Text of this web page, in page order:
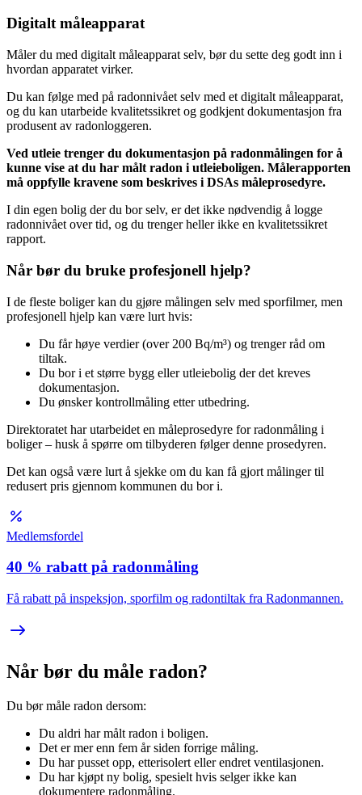
Digitalt måleapparat
Måler du med digitalt måleapparat selv, bør du sette deg godt inn i
hvordan apparatet virker.
Du kan følge med på radonnivået selv med et digitalt måleapparat,
og du kan utarbeide kvalitetssikret og godkjent dokumentasjon fra
produsent av radonloggeren.
Ved utleie trenger du dokumentasjon på radonmålingen for å
kunne vise at du har målt radon i utleieboligen. Målerapporten
må oppfylle kravene som beskrives i DSAs måleprosedyre.
I din egen bolig der du bor selv, er det ikke nødvendig å logge
radonnivået over tid, og du trenger heller ikke en kvalitetssikret
rapport.
Når bør du bruke profesjonell hjelp?
I de fleste boliger kan du gjøre målingen selv med sporfilmer, men
profesjonell hjelp kan være lurt hvis:
Du får høye verdier (over 200 Bq/m³) og trenger råd om
tiltak.
Du bor i et større bygg eller utleiebolig der det kreves
dokumentasjon.
Du ønsker kontrollmåling etter utbedring.
Direktoratet har utarbeidet en måleprosedyre for radonmåling i
boliger – husk å spørre om tilbyderen følger denne prosedyren.
Det kan også være lurt å sjekke om du kan få gjort målinger til
redusert pris gjennom kommunen du bor i.
Medlemsfordel
40 % rabatt på radonmåling
Få rabatt på inspeksjon, sporfilm og radontiltak fra Radonmannen.
Når bør du måle radon?
Du bør måle radon dersom:
Du aldri har målt radon i boligen.
Det er mer enn fem år siden forrige måling.
Du har pusset opp, etterisolert eller endret ventilasjonen.
Du har kjøpt ny bolig, spesielt hvis selger ikke kan
dokumentere radonmåling.